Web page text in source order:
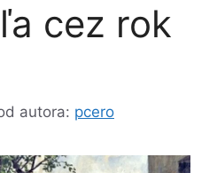
cez rok
autora: pcero